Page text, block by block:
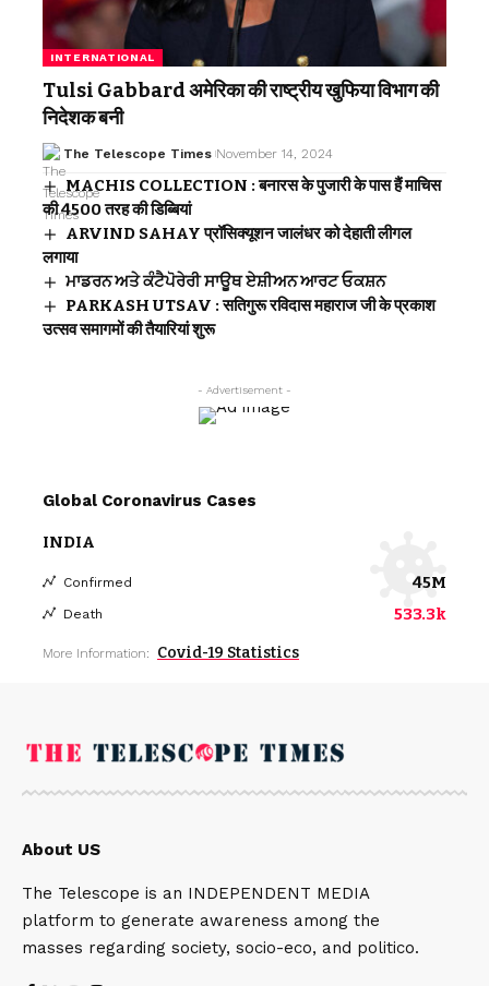
INTERNATIONAL
Tulsi Gabbard अमेरिका की राष्ट्रीय खुफिया विभाग की
निदेशक बनी
The Telescope Times November 14, 2024
MACHIS COLLECTION : बनारस के पुजारी के पास हैं माचिस
की 4500 तरह की डिब्बियां
ARVIND SAHAY प्रॉसिक्यूशन जालंधर को देहाती लीगल
लगाया
ਮਾਡਰਨ ਅਤੇ ਕੰਟੈਪੋਰੇਰੀ ਸਾਊਥ ਏਸ਼ੀਅਨ ਆਰਟ ਓਕਸ਼ਨ
PARKASH UTSAV : सतिगुरू रविदास महाराज जी के प्रकाश
उत्सव समागमों की तैयारियां शुरू
- Advertisement -
Global Coronavirus Cases
INDIA
Confirmed 45M
Death 533.3k
More Information: Covid-19 Statistics
About US
The Telescope is an INDEPENDENT MEDIA
platform to generate awareness among the
masses regarding society, socio-eco, and politico.